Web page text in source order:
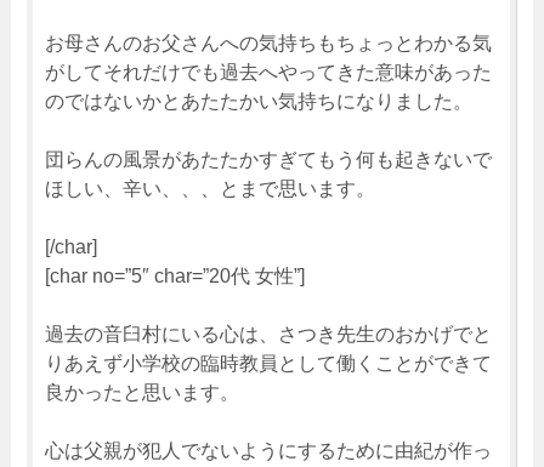
お母さんのお父さんへの気持ちもちょっとわかる気
がしてそれだけでも過去へやってきた意味があった
のではないかとあたたかい気持ちになりました。
団らんの風景があたたかすぎてもう何も起きないで
ほしい、辛い、、、とまで思います。
[/char]
[char no=”5″ char=”20代 女性”]
過去の音臼村にいる心は、さつき先生のおかげでと
りあえず小学校の臨時教員として働くことができて
良かったと思います。
心は父親が犯人でないようにするために由紀が作っ